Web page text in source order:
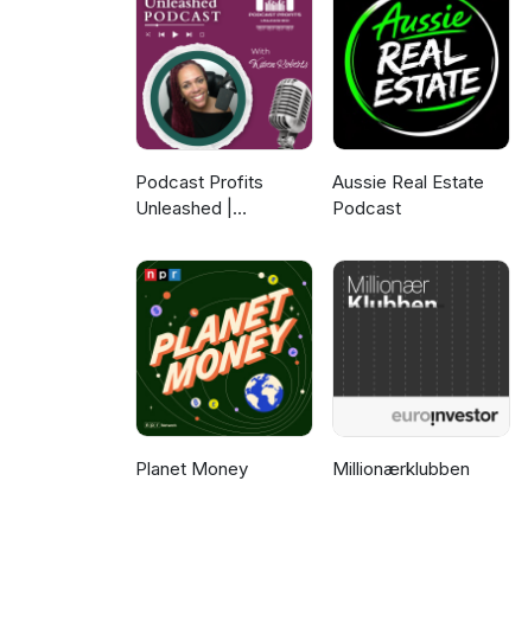
Podcast Profits
Unleashed |
Client Acquisition
Aussie Real Estate
Podcast
Planet Money Millionærklubben